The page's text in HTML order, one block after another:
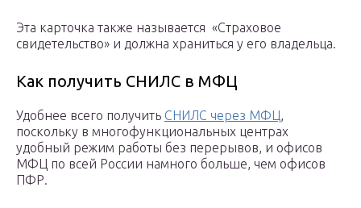
Эта карточка также называется «Страховое
свидетельство» и должна храниться у его владельца.
Как получить СНИЛС в МФЦ
Удобнее всего получить СНИЛС через МФЦ,
поскольку в многофункциональных центрах
удобный режим работы без перерывов, и офисов
МФЦ по всей России намного больше, чем офисов
ПФР.